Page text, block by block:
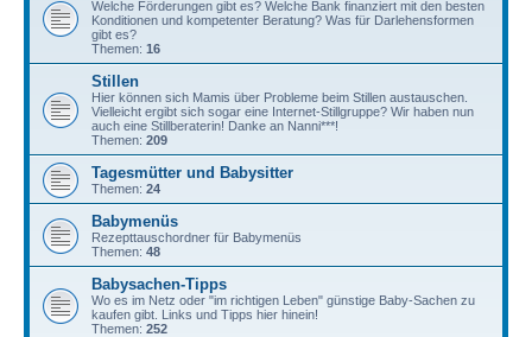
Welche Förderungen gibt es? Welche Bank finanziert mit den besten
Konditionen und kompetenter Beratung? Was für Darlehensformen
gibt es?
Themen: 16
Stillen
Hier können sich Mamis über Probleme beim Stillen austauschen.
Vielleicht ergibt sich sogar eine Internet-Stillgruppe? Wir haben nun
auch eine Stillberaterin! Danke an Nanni***!
Themen: 209
Tagesmütter und Babysitter
Themen: 24
Babymenüs
Rezepttauschordner für Babymenüs
Themen: 48
Babysachen-Tipps
Wo es im Netz oder "im richtigen Leben" günstige Baby-Sachen zu
kaufen gibt. Links und Tipps hier hinein!
Themen: 252